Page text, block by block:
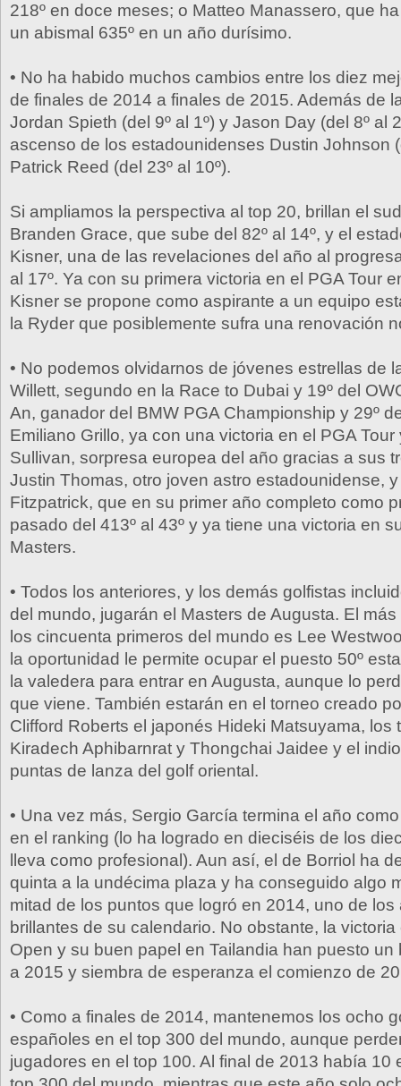
218º en doce meses; o Matteo Manassero, que
un abismal 635º en un año durísimo.
• No ha habido muchos cambios entre los diez
de finales de 2014 a finales de 2015. Además de
Jordan Spieth (del 9º al 1º) y Jason Day (del 8º al
ascenso de los estadounidenses Dustin Johnson
Patrick Reed (del 23º al 10º).
Si ampliamos la perspectiva al top 20, brillan el
Branden Grace, que sube del 82º al 14º, y el
Kisner, una de las revelaciones del año al
al 17º. Ya con su primera victoria en el PGA Tour
Kisner se propone como aspirante a un equipo
la Ryder que posiblemente sufra una renovación
• No podemos olvidarnos de jóvenes estrellas de
Willett, segundo en la Race to Dubai y 19º del
An, ganador del BMW PGA Championship y 29º
Emiliano Grillo, ya con una victoria en el PGA Tour
Sullivan, sorpresa europea del año gracias a sus
Justin Thomas, otro joven astro estadounidense,
Fitzpatrick, que en su primer año completo como
pasado del 413º al 43º y ya tiene una victoria en
Masters.
• Todos los anteriores, y los demás golfistas
del mundo, jugarán el Masters de Augusta. El
los cincuenta primeros del mundo es Lee
la oportunidad le permite ocupar el puesto 50º
la valedera para entrar en Augusta, aunque lo
que viene. También estarán en el torneo creado
Clifford Roberts el japonés Hideki Matsuyama, los
Kiradech Aphibarnrat y Thongchai Jaidee y el
puntas de lanza del golf oriental.
• Una vez más, Sergio García termina el año
en el ranking (lo ha logrado en dieciséis de los
lleva como profesional). Aun así, el de Borriol ha
quinta a la undécima plaza y ha conseguido algo
mitad de los puntos que logró en 2014, uno de los
brillantes de su calendario. No obstante, la victoria
Open y su buen papel en Tailandia han puesto un
a 2015 y siembra de esperanza el comienzo de
• Como a finales de 2014, mantenemos los ocho
españoles en el top 300 del mundo, aunque
jugadores en el top 100. Al final de 2013 había 10